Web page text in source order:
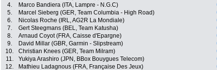
4.
Marco Bandiera (ITA, Lampre - N.G.C)
5.
Marcel Sieberg (GER, Team Columbia - High Road)
6.
Nicolas Roche (IRL, AG2R La Mondiale)
7.
Gert Steegmans (BEL, Team Katusha)
8.
Arnaud Coyot (FRA, Caisse d'Epargne)
9.
David Millar (GBR, Garmin - Slipstream)
10.
Christian Knees (GER, Team Milram)
11.
Yukiya Arashiro (JPN, BBox Bouygues Telecom)
12.
Mathieu Ladagnous (FRA, Française Des Jeux)